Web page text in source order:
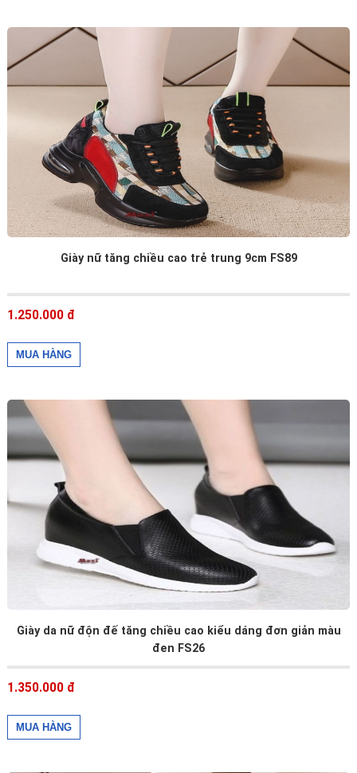
Giày nữ tăng chiều cao trẻ trung 9cm FS89
1.250.000 đ
Giày da nữ độn đế tăng chiều cao kiểu dáng đơn giản màu
đen FS26
1.350.000 đ